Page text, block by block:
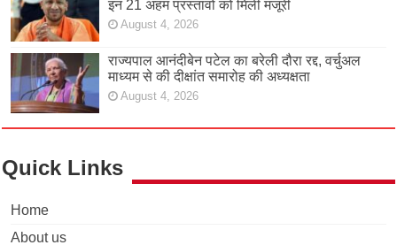
इन 21 अहम प्रस्तावों को मिली मंजूरी
August 4, 2026
राज्यपाल आनंदीबेन पटेल का बरेली दौरा रद्द, वर्चुअल
माध्यम से की दीक्षांत समारोह की अध्यक्षता
August 4, 2026
Quick Links
Home
About us